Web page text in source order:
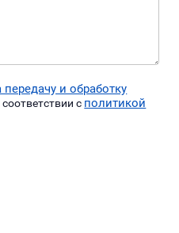
передачу и обработку
соответствии с политикой